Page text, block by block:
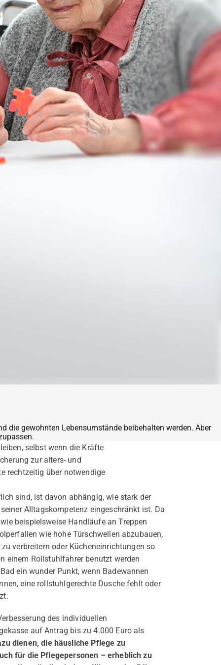
die gewohnten Lebensumstände beibehalten werden. Aber
selbst wenn die Kräfte
zur alters- und
rechtzeitig über notwendige
sind, ist davon abhängig, wie stark der
Alltagskompetenz eingeschränkt ist. Da
beispielsweise Handläufe an Treppen
wie hohe Türschwellen abzubauen,
verbreitern oder Kücheneinrichtungen so
einem Rollstuhlfahrer benutzt werden
ein wunder Punkt, wenn Badewannen
eine rollstuhlgerechte Dusche fehlt oder
des individuellen
auf Antrag bis zu 4.000 Euro als
dienen, die häusliche Pflege zu
für die Pflegepersonen – erheblich zu